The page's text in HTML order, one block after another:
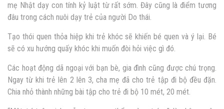
mẹ Nhật dạy con tính kỷ luật từ rất sớm. Đây cũng là điểm tương
đâu trong cách nuôi dạy trẻ của người Do thái.
Tạo thói quen thỏa hiệp khi trẻ khóc sẽ khiến bé quen và ý lại. Bé
sẽ có xu hướng quấy khóc khi muốn đòi hỏi việc gì đó.
Các hoạt động dã ngoại với bạn bè, gia đình cũng được chú trọng.
Ngay từ khi trẻ lên 2 lên 3, cha mẹ đã cho trẻ tập đi bộ đều đặn.
Chia nhỏ thành những bài tập cho trẻ đi bộ 10 mét, 20 mét.